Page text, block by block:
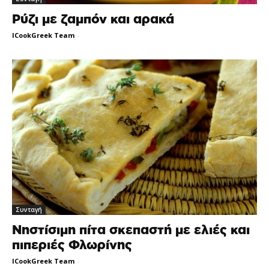
Ρύζι με ζαμπόν και αρακά
ICookGreek Team -
Συνταγή
Νηστίσιμη πίτα σκεπαστή με ελιές και
πιπεριές Φλωρίνης
ICookGreek Team -